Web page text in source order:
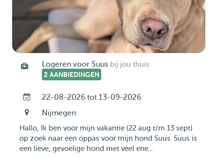
Logeren voor Suus bij jou thuis
2 AANBIEDINGEN
22-08-2026 tot 13-09-2026
Nijmegen
Hallo, Ik ben voor mijn vakantie (22 aug t/m 13 sept)
op zoek naar een oppas voor mijn hond Suus. Suus is
een lieve, gevoelige hond met veel ene...